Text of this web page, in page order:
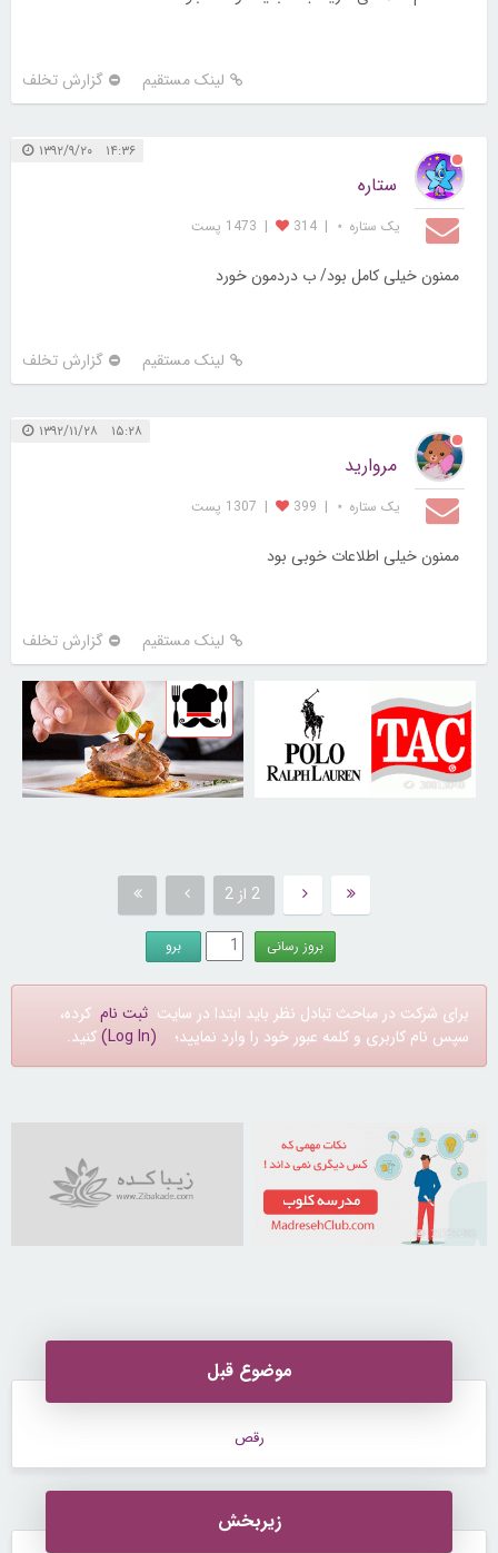
لینک مستقیم گزارش تخلف
۱۴:۳۶ ۱۳۹۲/۹/۲۰
ستاره
یک ستاره ⋆ |
314
| 1473 پست
ممنون خیلی کامل بود/ ب دردمون خورد
لینک مستقیم گزارش تخلف
۱۵:۲۸ ۱۳۹۲/۱۱/۲۸
مروارید
یک ستاره ⋆ |
399
| 1307 پست
ممنون خیلی اطلاعات خوبی بود
لینک مستقیم گزارش تخلف
30813040
30251908
2 از 2
برای شرکت در مباحث تبادل نظر باید ابتدا در سایت ثبت نام کرده،
سپس نام کاربری و کلمه عبور خود را وارد نمایید؛ (Log In) کنید.
21725203
موضوع قبل
رقص
زیربخش